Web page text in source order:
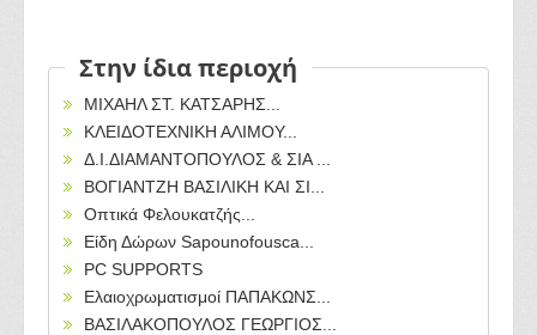
Στην ίδια περιοχή
ΜΙΧΑΗΛ ΣΤ. ΚΑΤΣΑΡΗΣ...
ΚΛΕΙΔΟΤΕΧΝΙΚΗ ΑΛΙΜΟΥ...
Δ.Ι.ΔΙΑΜΑΝΤΟΠΟΥΛΟΣ & ΣΙΑ ...
ΒΟΓΙΑΝΤΖΗ ΒΑΣΙΛΙΚΗ ΚΑΙ ΣΙ...
Οπτικά Φελουκατζής...
Είδη Δώρων Sapounofousca...
PC SUPPORTS
Ελαιοχρωματισμοί ΠΑΠΑΚΩΝΣ...
ΒΑΣΙΛΑΚΟΠΟΥΛΟΣ ΓΕΩΡΓΙΟΣ...